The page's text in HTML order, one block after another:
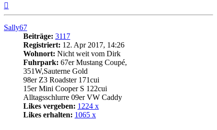
Sally67
Beiträge: 3117
Registriert: 12. Apr 2017, 14:26
Wohnort: Nicht weit vom Dirk
Fuhrpark: 67er Mustang Coupé,
351W,Sauterne Gold
98er Z3 Roadster 171cui
15er Mini Cooper S 122cui
Alltagsschlurre 09er VW Caddy
Likes vergeben: 1224 x
Likes erhalten: 1065 x